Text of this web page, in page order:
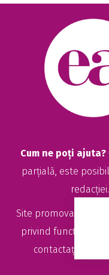
Cum ne poți ajuta?
parțială, este
redacției.
Site promovat de
privind
contactați la